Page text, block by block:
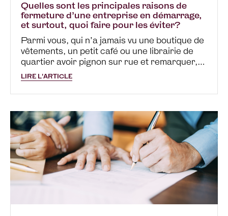
Quelles sont les principales raisons de
fermeture d’une entreprise en démarrage,
et surtout, quoi faire pour les éviter?
Parmi vous, qui n’a jamais vu une boutique de
vêtements, un petit café ou une librairie de
quartier avoir pignon sur rue et remarquer,
quelques mois plus tard, une pancarte
annonçant « Vente de fermeture » ou encore,
« Local à louer »? En…
LIRE L'ARTICLE